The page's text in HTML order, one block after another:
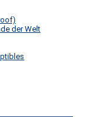
der Welt